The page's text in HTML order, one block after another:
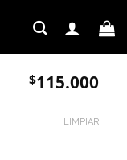
$115.000
LIMPIAR